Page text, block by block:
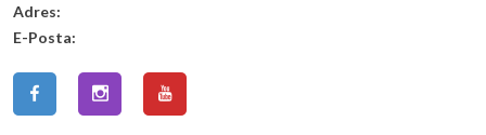
Adres:
E-Posta: